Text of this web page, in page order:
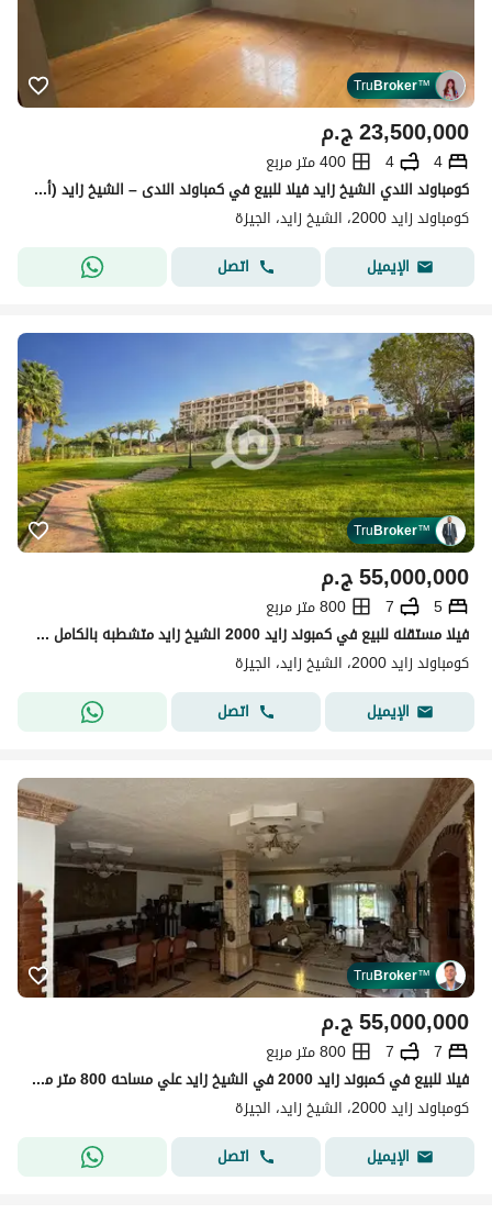
TruBroker™
ج.م23,500,000
4
4
400 متر مربع
كومباوند الندي الشيخ زايد فيلا للبيع في كمباوند الندى – الشيخ زايد (أمام أركان وبارك ستريت)
كومباوند زايد 2000، الشيخ زايد، الجيزة
الإيميل
اتصل
TruBroker™
ج.م55,000,000
5
7
800 متر مربع
فيلا مستقله للبيع في كمبوند زايد 2000 الشيخ زايد متشطبه بالكامل ومفروشه فيو مميز
كومباوند زايد 2000، الشيخ زايد، الجيزة
الإيميل
اتصل
TruBroker™
ج.م55,000,000
7
7
800 متر مربع
فيلا للبيع في كمبوند زايد 2000 في الشيخ زايد علي مساحه 800 متر مباني بلوكيشن مميز وفيو بانورامه اعلي درجه الفخامه والرقي
كومباوند زايد 2000، الشيخ زايد، الجيزة
الإيميل
اتصل